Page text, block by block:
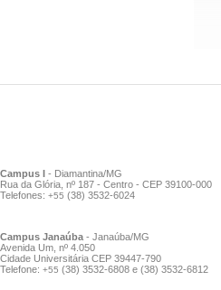
Campus I - Diamantina/MG
Rua da Glória, nº 187 - Centro - CEP 39100-000
Telefones: +55 (38) 3532-6024
Campus Janaúba - Janaúba/MG
Avenida Um, nº 4.050
Cidade Universitária CEP 39447-790
Telefone: +55 (38) 3532-6808 e (38) 3532-6812